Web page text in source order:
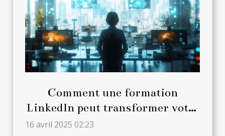
Comment une formation
LinkedIn peut transformer votre
carrière en 2025
16 avril 2025 02:23